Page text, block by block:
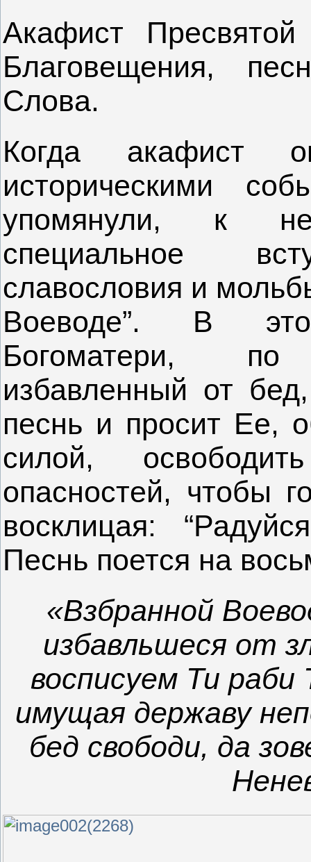
Акафист
Благовещения,
Слова.
Когда акафист
историческими
упомянули, к
специальное
славословия и
Воеводе”. В
Богоматери, по
избавленный от
песнь и просит Ее,
силой,
опасностей, чтобы
восклицая:
Песнь поется на
«Взбранной
избавльшеся от
восписуем Ти раби
имущая державу
бед свободи, да